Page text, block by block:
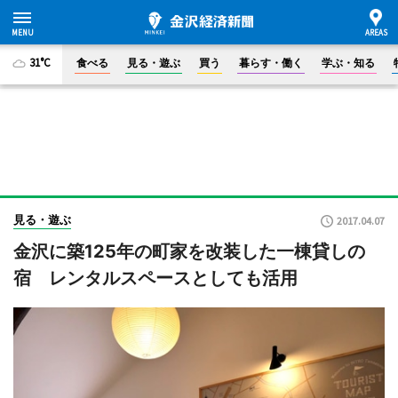
31°C 食べる 見る・遊ぶ 買う 暮らす・働く 学ぶ・知る
見る・遊ぶ 2017.04.07
金沢に築125年の町家を改装した一棟貸しの
宿 レンタルスペースとしても活用